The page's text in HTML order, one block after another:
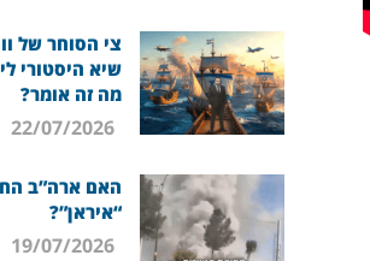
צי הסוחר של
שיא היסטורי
מה זה אומר?
22/07/2026
האם ארה”ב
“איראן”?
19/07/2026